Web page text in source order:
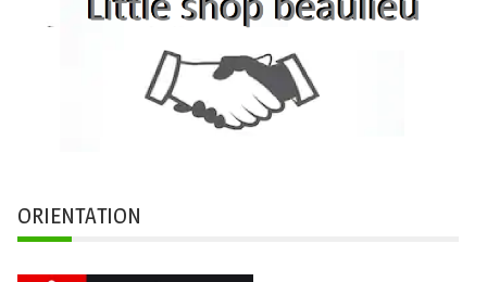
ORIENTATION